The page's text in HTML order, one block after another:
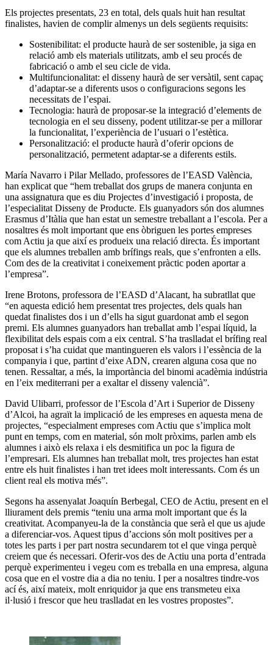
Els projectes presentats, 23 en total, dels quals huit han resultat
finalistes, havien de complir almenys un dels següents requisits:
Sostenibilitat: el producte haurà de ser sostenible, ja siga en
relació amb els materials utilitzats, amb el seu procés de
fabricació o amb el seu cicle de vida.
Multifuncionalitat: el disseny haurà de ser versàtil, sent capaç
d’adaptar-se a diferents usos o configuracions segons les
necessitats de l’espai.
Tecnologia: haurà de proposar-se la integració d’elements de
tecnologia en el seu disseny, podent utilitzar-se per a millorar
la funcionalitat, l’experiència de l’usuari o l’estètica.
Personalització: el producte haurà d’oferir opcions de
personalització, permetent adaptar-se a diferents estils.
María Navarro i Pilar Mellado, professores de l’EASD València,
han explicat que “hem treballat dos grups de manera conjunta en
una assignatura que es diu Projectes d’investigació i proposta, de
l’especialitat Disseny de Producte. Els guanyadors són dos alumnes
Erasmus d’Itàlia que han estat un semestre treballant a l’escola. Per a
nosaltres és molt important que ens òbriguen les portes empreses
com Actiu ja que així es produeix una relació directa. És important
que els alumnes treballen amb brífings reals, que s’enfronten a ells.
Com des de la creativitat i coneixement pràctic poden aportar a
l’empresa”.
Irene Brotons, professora de l’EASD d’Alacant, ha subratllat que
“en aquesta edició hem presentat tres projectes, dels quals han
quedat finalistes dos i un d’ells ha sigut guardonat amb el segon
premi. Els alumnes guanyadors han treballat amb l’espai líquid, la
flexibilitat dels espais com a eix central. S’ha traslladat el brífing real
proposat i s’ha cuidat que mantingueren els valors i l’essència de la
companyia i que, partint d’eixe ADN, crearen alguna cosa que no
tenen. Ressaltar, a més, la importància del binomi acadèmia indústria
en l’eix mediterrani per a exaltar el disseny valencià”.
David Ulibarri, professor de l’Escola d’Art i Superior de Disseny
d’Alcoi, ha agraït la implicació de les empreses en aquesta mena de
projectes, “especialment empreses com Actiu que s’implica molt
punt en temps, com en material, són molt pròxims, parlen amb els
alumnes i això els relaxa i els desmitifica un poc la figura de
l’empresari. Els alumnes han treballat molt, tres projectes han estat
entre els huit finalistes i han tret idees molt interessants. Com és un
client real els motiva més”.
Segons ha assenyalat Joaquín Berbegal, CEO de Actiu, present en el
lliurament dels premis “teniu una arma molt important que és la
creativitat. Acompanyeu-la de la constància que serà el que us ajude
a diferenciar-vos. Aquest tipus d’accions són molt positives per a
totes les parts i per part nostra secundarem tot el que vinga perquè
creiem que és necessari. Oferir-vos des de Actiu una porta d’entrada
perquè experimenteu i vegeu com es treballa en una empresa, alguna
cosa que en el vostre dia a dia no teniu. I per a nosaltres tindre-vos
ací és, així mateix, molt enriquidor ja que ens transmeteu eixa
il·lusió i frescor que heu traslladat en les vostres propostes”.